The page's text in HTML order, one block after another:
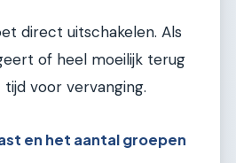
direct uitschakelen. Als
of heel moeilijk terug
voor vervanging.
en het aantal groepen